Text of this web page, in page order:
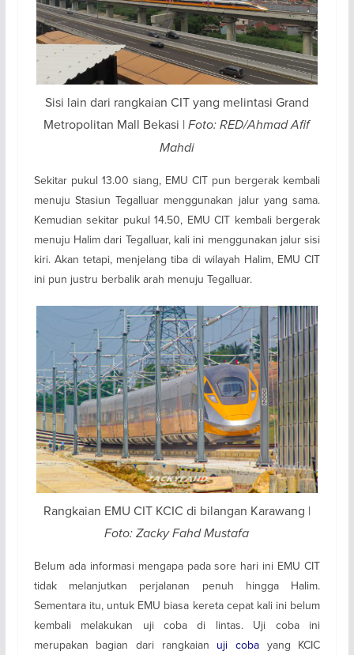
Sisi lain dari rangkaian CIT yang melintasi Grand
Metropolitan Mall Bekasi |Foto: RED/Ahmad Afif
Mahdi
Sekitar pukul 13.00 siang, EMU CIT pun bergerak kembali
menuju Stasiun Tegalluar menggunakan jalur yang sama.
Kemudian sekitar pukul 14.50, EMU CIT kembali bergerak
menuju Halim dari Tegalluar, kali ini menggunakan jalur sisi
kiri. Akan tetapi, menjelang tiba di wilayah Halim, EMU CIT
ini pun justru berbalik arah menuju Tegalluar.
Rangkaian EMU CIT KCIC di bilangan Karawang |
Foto: Zacky Fahd Mustafa
Belum ada informasi mengapa pada sore hari ini EMU CIT
tidak melanjutkan perjalanan penuh hingga Halim.
Sementara itu, untuk EMU biasa kereta cepat kali ini belum
kembali melakukan uji coba di lintas. Uji coba ini
merupakan bagian dari rangkaian uji cobayang KCIC